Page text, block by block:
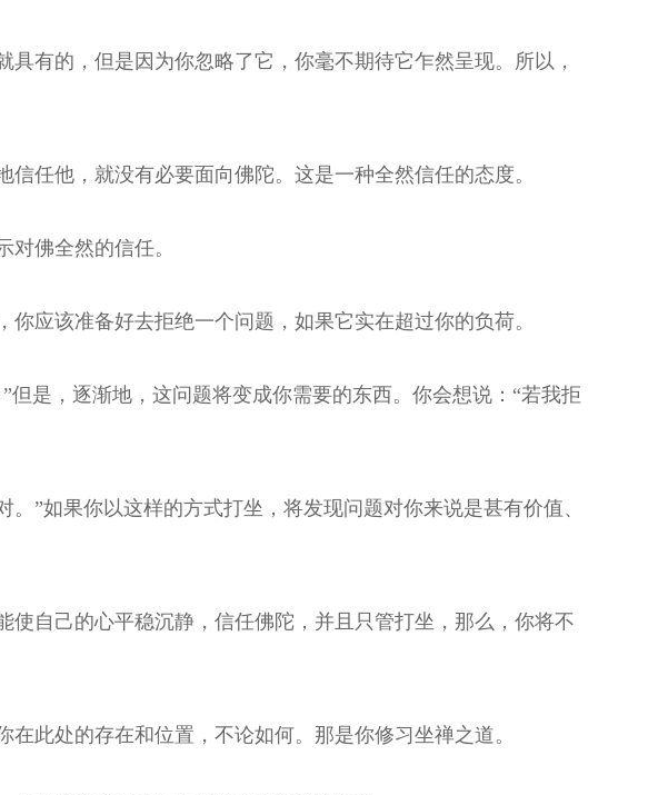
有的，但是因为你忽略了它，你毫不期待它乍然呈现。所以，
任他，就没有必要面向佛陀。这是一种全然信任的态度。
佛全然的信任。
应该准备好去拒绝一个问题，如果它实在超过你的负荷。
是，逐渐地，这问题将变成你需要的东西。你会想说：“若我拒
”如果你以这样的方式打坐，将发现问题对你来说是甚有价值、
自己的心平稳沉静，信任佛陀，并且只管打坐，那么，你将不
此处的存在和位置，不论如何。那是你修习坐禅之道。